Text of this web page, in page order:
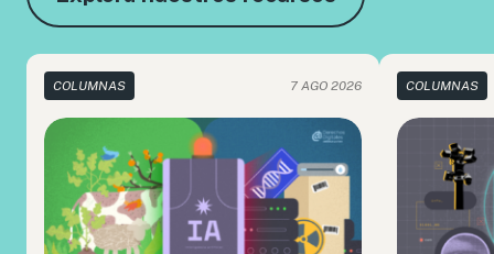
COLUMNAS 7 AGO 2026 COLUMNAS